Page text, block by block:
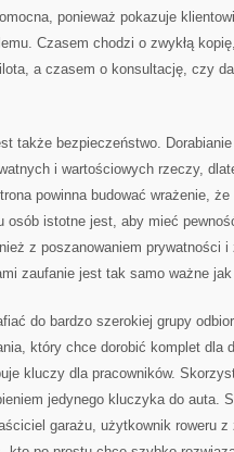
ponieważ pokazuje
Czasem chodzi o zwykłą
a czasem o konsultację, czy
także bezpieczeństwo.
i wartościowych rzeczy,
powinna budować wrażenie, że
osób istotne jest, aby mieć
z poszanowaniem prywatności
zaufanie jest tak samo ważne
do bardzo szerokiej grupy
który chce dorobić komplet dla
kluczy dla pracowników.
jedynego kluczyka do auta.
garażu, użytkownik roweru